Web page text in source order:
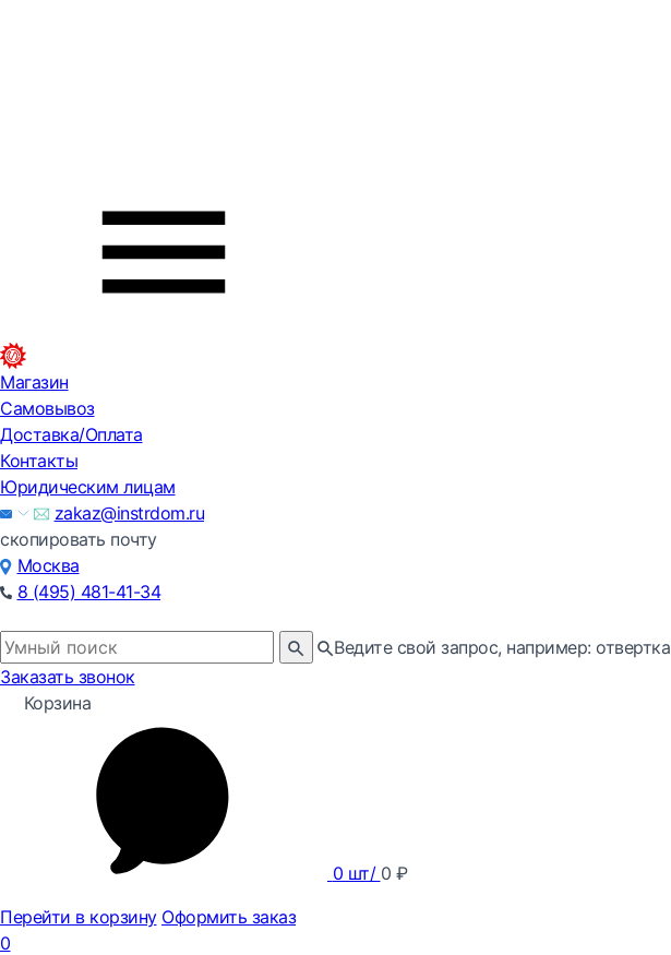
Магазин
Самовывоз
Доставка/Оплата
Контакты
Юридическим лицам
zakaz@instrdom.ru
скопировать почту
Москва
8 (495) 481-41-34
Ведите свой запрос, например: отвертка
Заказать звонок
Корзина
0 шт/ 0 ₽
Перейти в корзину Оформить заказ
0